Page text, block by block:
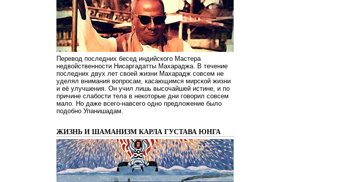
Перевод последних бесед индийского Мастера
недвойственности Нисаргадатты Махараджа. В течение
последних двух лет своей жизни Махарадж совсем не
уделял внимания вопросам, касающимся мирской жизни
и её улучшения. Он учил лишь высочайшей истине, и по
причине слабости тела в некоторые дни говорил совсем
мало. Но даже всего-навсего одно предложение было
подобно Упанишадам.
ЖИЗНЬ И ШАМАНИЗМ КАРЛА ГУСТАВА ЮНГА